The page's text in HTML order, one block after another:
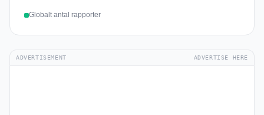
Globalt antal rapporter
ADVERTISEMENT ADVERTISE HERE